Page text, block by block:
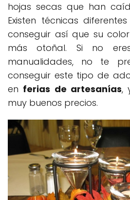
hojas secas que han
Existen técnicas
conseguir así que su
más otoñal. Si no
manualidades, no te
conseguir este tipo de
en ferias de artesanías,
muy buenos precios.